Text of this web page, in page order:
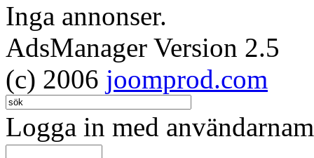
Inga annonser.
AdsManager Version 2.5
(c) 2006 joomprod.com
Logga in med